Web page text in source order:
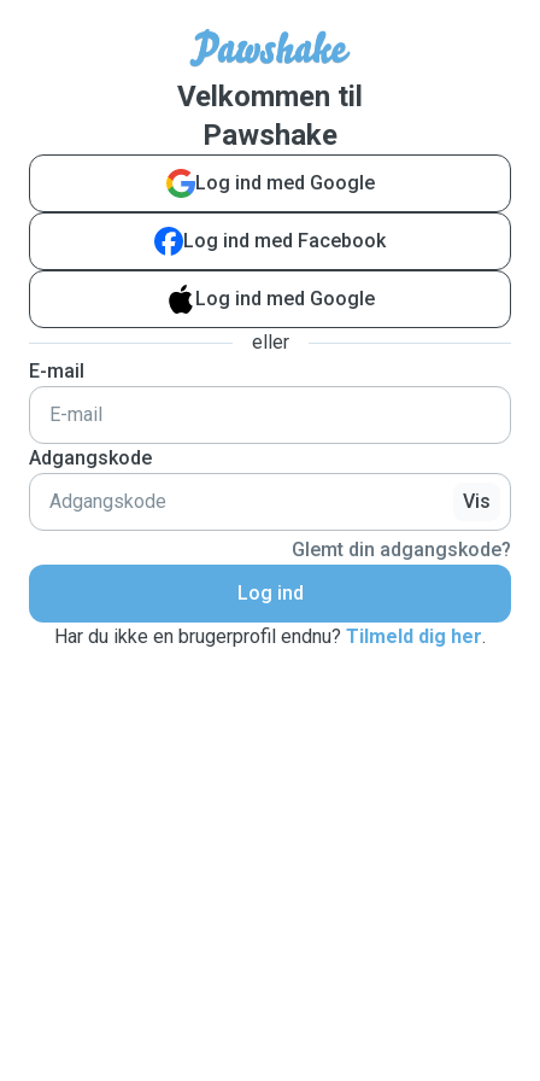
Velkommen til
Pawshake
Log ind med Google
Log ind med Facebook
Log ind med Google
eller
E-mail
Adgangskode
Vis
Glemt din adgangskode?
Log ind
Har du ikke en brugerprofil endnu? Tilmeld dig her.